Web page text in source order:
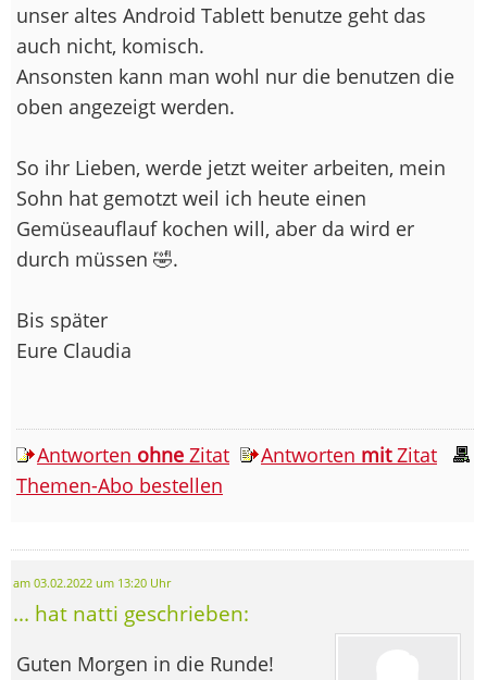
unser altes Android Tablett benutze geht das
auch nicht, komisch.
Ansonsten kann man wohl nur die benutzen die
oben angezeigt werden.
So ihr Lieben, werde jetzt weiter arbeiten, mein
Sohn hat gemotzt weil ich heute einen
Gemüseauflauf kochen will, aber da wird er
durch müssen 🤣.
Bis später
Eure Claudia
Antworten ohne Zitat Antworten mitZitat
Themen-Abo bestellen
am 03.02.2022 um 13:20 Uhr
... hat natti geschrieben:
Guten Morgen in die Runde!